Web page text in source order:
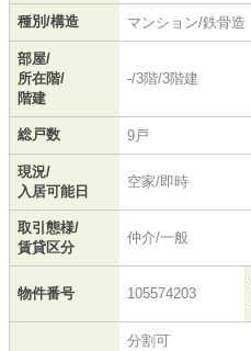
種別/構造 マンション/鉄骨造
部屋/
所在階/
階建
-/3階/3階建
総戸数 9戸
現況/
入居可能日
空家/即時
取引態様/
賃貸区分
仲介/一般
物件番号 105574203
分割可